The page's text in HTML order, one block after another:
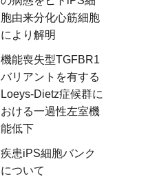
胞由来分化心筋細胞
により解明
機能喪失型TGFBR1
バリアントを有する
Loeys-Dietz症候群に
おける一過性左室機
能低下
疾患iPS細胞バンク
について